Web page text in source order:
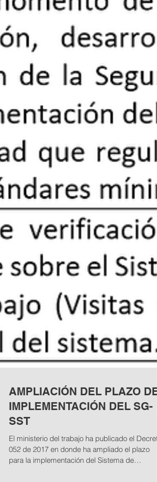
AMPLIACIÓN DEL PLAZO DE
IMPLEMENTACIÓN DEL SG-
SST
El ministerio del trabajo ha publicado el Decreto
052 de 2017 en donde ha ampliado el plazo